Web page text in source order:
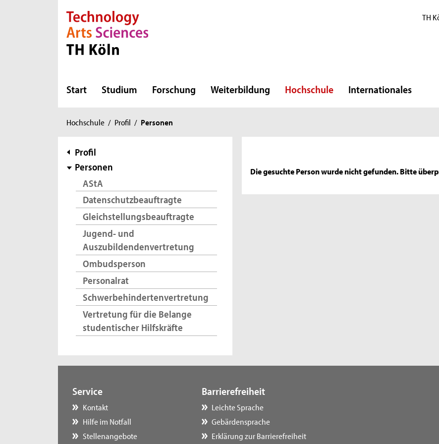
Direkt zur Hauptnavigation
Direkt zur Subnavigation
Direkt zum Inhalt
Direkt zum Fußbereich TH
Start Studium Forschung Weiterbildung Hochschule Internationales
Sie
hier:
Hochschule / Profil / Personen
Subnavigation
Profil
Personen
AStA
Datenschutzbeauftragte
Gleichstellungsbeauftragte
Jugend- und
Auszubildendenvertretung
Ombudsperson
Personalrat
Schwerbehindertenvertretung
Vertretung für die Belange
studentischer Hilfskräfte
Die gesuchte Person wurde nicht gefunden. Bitte
Service
Kontakt
Hilfe im Notfall
Stellenangebote
Barrierefreiheit
Leichte Sprache
Gebärdensprache
Erklärung zur Barrierefreiheit